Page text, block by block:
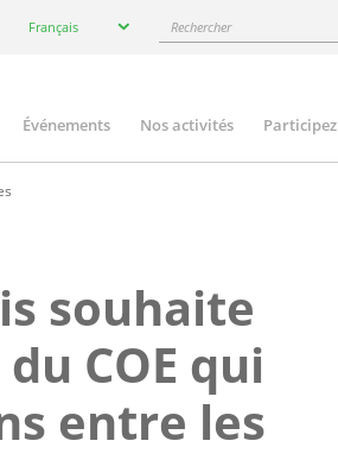
your
Français Rechercher
Événements Nos activités Participez
souhaite
COE qui
entre les